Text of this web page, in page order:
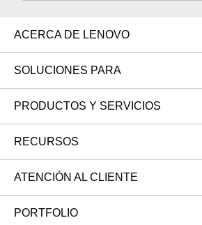
ACERCA DE LENOVO
SOLUCIONES PARA
PRODUCTOS Y SERVICIOS
RECURSOS
ATENCIÓN AL CLIENTE
PORTFOLIO